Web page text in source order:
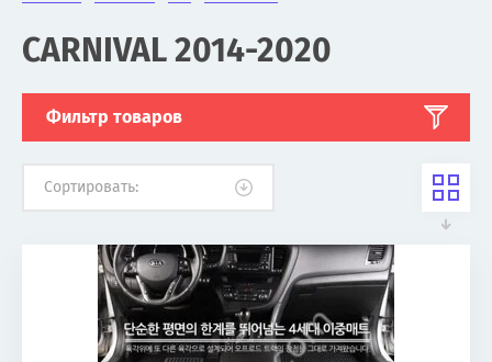
CARNIVAL 2014-2020
Фильтр товаров
Сортировать: